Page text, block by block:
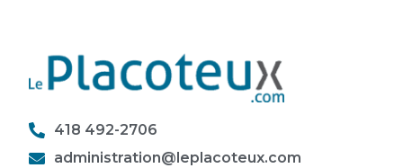
418 492-2706
administration@leplacoteux.com